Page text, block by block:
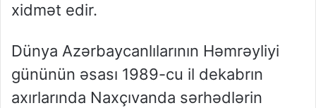
xidmət edir.
Dünya Azərbaycanlılarının Həmrəyliyi
gününün əsası 1989-cu il dekabrın
axırlarında Naxçıvanda sərhədlərin